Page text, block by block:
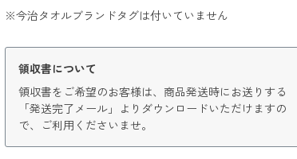
※今治タオルブランドタグは付いていません
領収書について
領収書をご希望のお客様は、商品発送時にお送りする
「発送完了メール」よりダウンロードいただけますの
で、ご利用くださいませ。